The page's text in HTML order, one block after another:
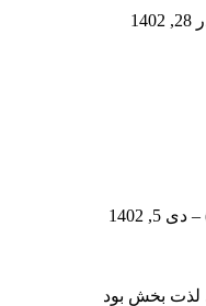
– دی 5, 1402
لذت بخش بود